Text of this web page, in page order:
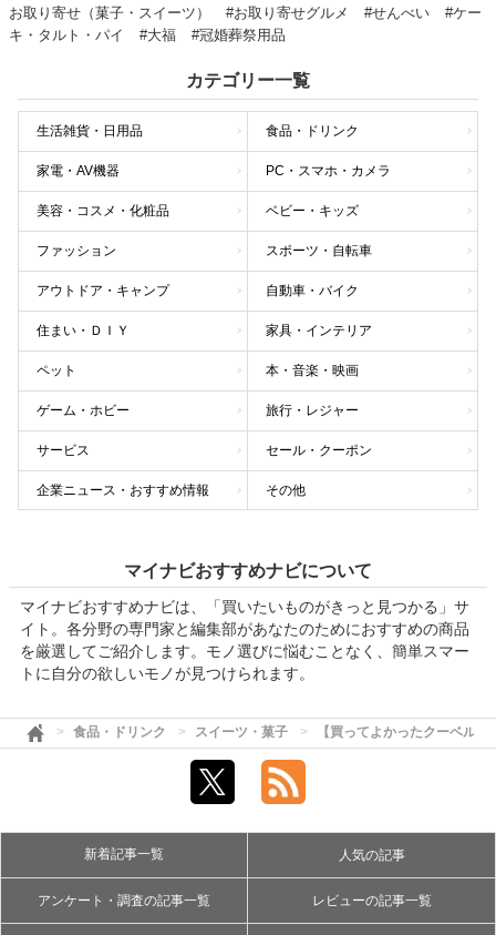
お取り寄せ（菓子・スイーツ）
#お取り寄せグルメ #せんべい
#ケー
キ・タルト・パイ
#大福 #冠婚葬祭用品
カテゴリー一覧
生活雑貨・日用品 食品・ドリンク
家電・AV機器 PC・スマホ・カメラ
美容・コスメ・化粧品 ベビー・キッズ
ファッション スポーツ・自転車
アウトドア・キャンプ 自動車・バイク
住まい・ＤＩＹ 家具・インテリア
ペット 本・音楽・映画
ゲーム・ホビー 旅行・レジャー
サービス セール・クーポン
企業ニュース・おすすめ情報 その他
マイナビおすすめナビについて
マイナビおすすめナビは、「買いたいものがきっと見つかる」サ
イト。各分野の専門家と編集部があなたのためにおすすめの商品
を厳選してご紹介します。モノ選びに悩むことなく、簡単スマー
トに自分の欲しいモノが見つけられます。
食品・ドリンク スイーツ・菓子 【買ってよかったクーベル
新着記事一覧 人気の記事
アンケート・調査の記事一覧 レビューの記事一覧